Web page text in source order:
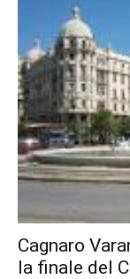
Cagnaro
la finale del